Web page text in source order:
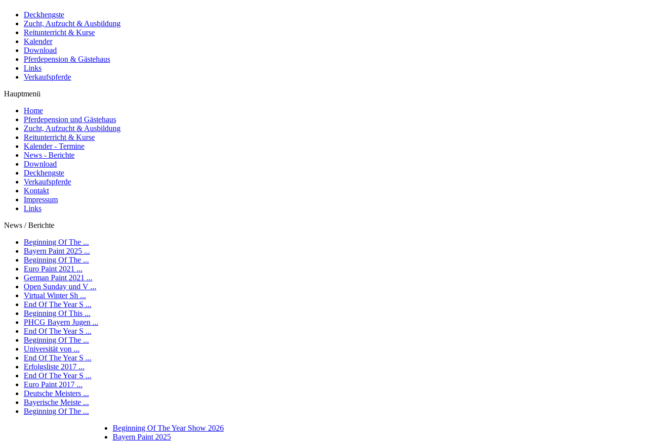
Deckhengste
Zucht, Aufzucht & Ausbildung
Reitunterricht & Kurse
Kalender
Download
Pferdepension & Gästehaus
Links
Verkaufspferde
Hauptmenü
Home
Pferdepension und Gästehaus
Zucht, Aufzucht & Ausbildung
Reitunterricht & Kurse
Kalender - Termine
News - Berichte
Download
Deckhengste
Verkaufspferde
Kontakt
Impressum
Links
News / Berichte
Beginning Of The ...
Bayern Paint 2025 ...
Beginning Of The ...
Euro Paint 2021 ...
German Paint 2021 ...
Open Sunday und V ...
Virtual Winter Sh ...
End Of The Year S ...
Beginning Of This ...
PHCG Bayern Jugen ...
End Of The Year S ...
Beginning Of The ...
Universität von ...
End Of The Year S ...
Erfolgsliste 2017 ...
End Of The Year S ...
Euro Paint 2017 ...
Deutsche Meisters ...
Bayerische Meiste ...
Beginning Of The ...
Beginning Of The Year Show 2026
Bayern Paint 2025